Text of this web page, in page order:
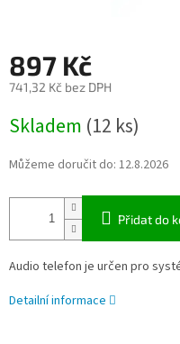
897 Kč
741,32 Kč bez DPH
cena:
Skladem (12 ks)
Můžeme doručit do: 12.8.2026
Přidat do
Audio telefon je určen pro
Detailní informace